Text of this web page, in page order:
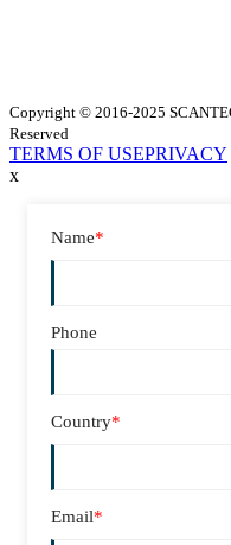
Copyright © 2016-2025
Reserved
TERMS OF USEPRIVACY
x
Name*
Phone
Country*
Email*